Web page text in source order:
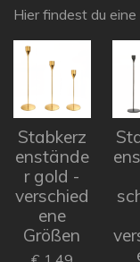
Hier findest du
Stabkerz
enstände
r gold -
verschied
ene
Größen